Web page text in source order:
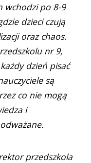
wchodzi po 8-9
dzieci czują
oraz chaos.
nr 9,
dzień pisać
są
co nie mogą
i
przedszkola